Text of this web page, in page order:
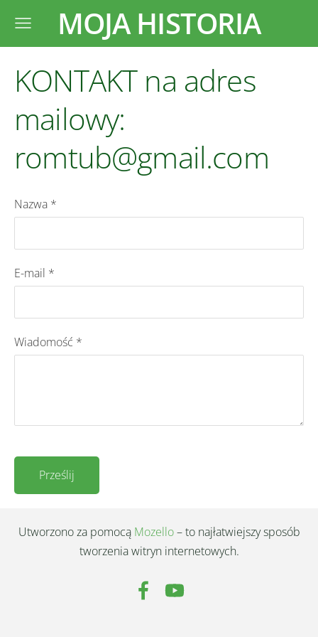
MOJA HISTORIA
KONTAKT na adres
mailowy:
romtub@gmail.com
Nazwa *
E-mail *
Wiadomość *
Utworzono za pomocą Mozello– to najłatwiejszy sposób
tworzenia witryn internetowych.